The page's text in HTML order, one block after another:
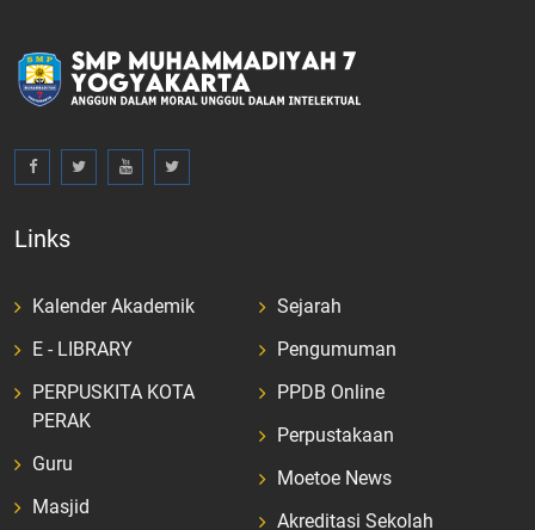
Links
Kalender Akademik
E - LIBRARY
PERPUSKITA KOTA
PERAK
Guru
Masjid
Sejarah
Pengumuman
PPDB Online
Perpustakaan
Moetoe News
Akreditasi Sekolah